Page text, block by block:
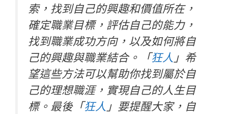
索，找到自己的興趣和價值所在，
確定職業目標，評估自己的能力，
找到職業成功方向，以及如何將自
己的興趣與職業結合。「狂人 」希
望這些方法可以幫助你找到屬於自
己的理想職涯，實現自己的人生目
標。最後「狂人 」要提醒大家，自